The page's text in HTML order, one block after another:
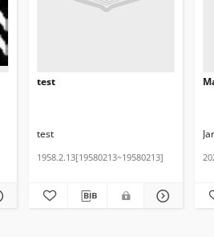
test
test
1958.2.13[19580213~19580213]